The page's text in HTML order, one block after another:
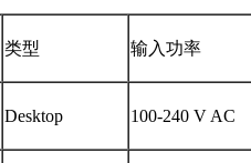
类型 输入功率
Desktop 100-240 V AC